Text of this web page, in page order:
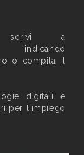
scrivi a
o compila il
digitali e
per l'impiego